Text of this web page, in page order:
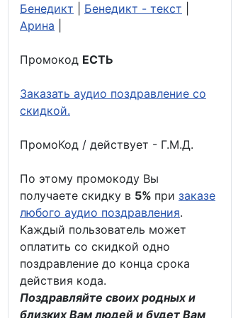
Бенедикт
Бенедикт - текст
Арина
Промокод ЕСТЬ
Заказать аудио поздравление со
скидкой.
ПромоКод / действует - Г.М.Д.
По этому промокоду Вы
получаете скидку в 5% при заказе
любого аудио поздравления.
Каждый пользователь может
оплатить со скидкой одно
поздравление до конца срока
действия кода.
Поздравляйте своих родных и
близких Вам людей и будет Вам